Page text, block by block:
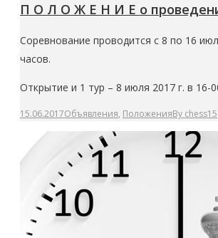
П О Л О Ж Е Н И Е о
Соревнование проводится с 8 по 16
часов.
Открытие и 1 тур – 8 июля 2017 г. в 16-
15.06.2017Объявления, ПоложенияBy chess15